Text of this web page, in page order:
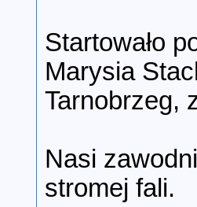
Startowało
Marysia
Tarnobrzeg,
Nasi
stromej fali.